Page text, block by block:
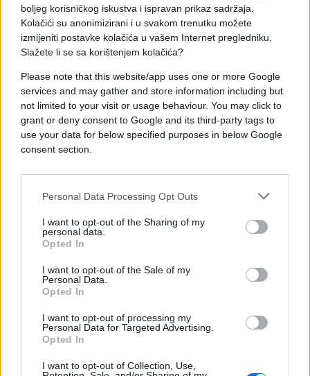
boljeg korisničkog iskustva i ispravan prikaz sadržaja.
Kolačići su anonimizirani i u svakom trenutku možete
izmijeniti postavke kolačića u vašem Internet pregledniku.
Slažete li se sa korištenjem kolačića?
Please note that this website/app uses one or more Google
services and may gather and store information including but
not limited to your visit or usage behaviour. You may click to
grant or deny consent to Google and its third-party tags to
use your data for below specified purposes in below Google
consent section.
Personal Data Processing Opt Outs
I want to opt-out of the Sharing of my
personal data.
Opted In
I want to opt-out of the Sale of my
Personal Data.
Opted In
I want to opt-out of processing my
Personal Data for Targeted Advertising.
Opted In
I want to opt-out of Collection, Use,
Orban opet zapalio Evropu! Poslao najjezivije
upozorenje do sada: „Pištolj je već na stolu!“
Saznaj više
SVIJET
Napetost na istoku Europe: Poljska zatvorila
aerodrome i dignula avione
Saznaj više